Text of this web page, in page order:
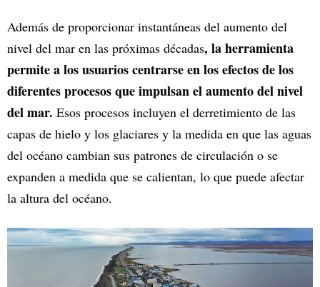
Además de proporcionar instantáneas del aumento del
nivel del mar en las próximas décadas, la herramienta
permite a los usuarios centrarse en los efectos de los
diferentes procesos que impulsan el aumento del nivel
del mar. Esos procesos incluyen el derretimiento de las
capas de hielo y los glaciares y la medida en que las aguas
del océano cambian sus patrones de circulación o se
expanden a medida que se calientan, lo que puede afectar
la altura del océano.